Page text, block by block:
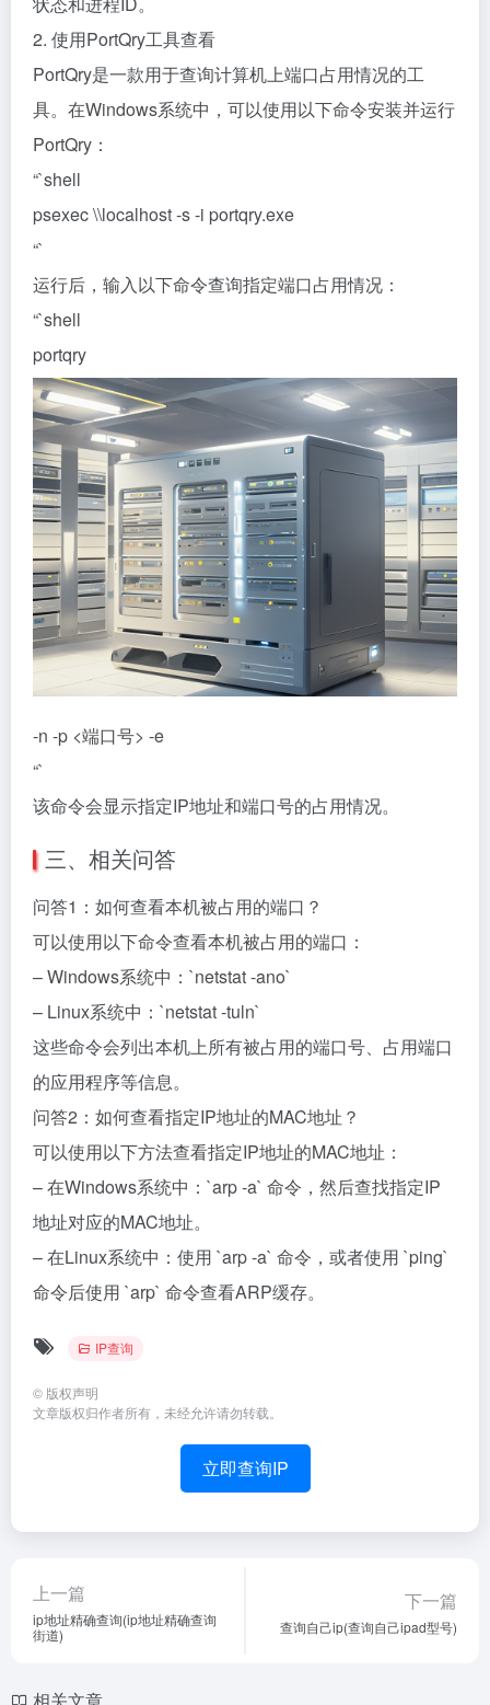
2. 使用PortQry工具查看
PortQry是一款用于查询计算机上端口占用情况的工
具。在Windows系统中，可以使用以下命令安装并运行
PortQry：
“`shell
psexec \\localhost -s -i portqry.exe
“`
运行后，输入以下命令查询指定端口占用情况：
“`shell
portqry
-n -p <端口号> -e
“`
该命令会显示指定IP地址和端口号的占用情况。
三、相关问答
问答1：如何查看本机被占用的端口？
可以使用以下命令查看本机被占用的端口：
– Windows系统中：`netstat -ano`
– Linux系统中：`netstat -tuln`
这些命令会列出本机上所有被占用的端口号、占用端口
的应用程序等信息。
问答2：如何查看指定IP地址的MAC地址？
可以使用以下方法查看指定IP地址的MAC地址：
– 在Windows系统中：`arp -a` 命令，然后查找指定IP
地址对应的MAC地址。
– 在Linux系统中：使用 `arp -a` 命令，或者使用 `ping`
命令后使用 `arp` 命令查看ARP缓存。
IP查询
© 版权声明
文章版权归作者所有，未经允许请勿转载。
立即查询IP
上一篇
ip地址精确查询(ip地址精确查询
街道)
下一篇
查询自己ip(查询自己ipad型号)